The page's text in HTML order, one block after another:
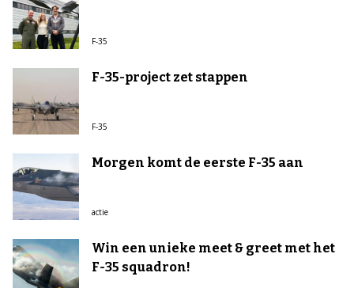
F-35
F-35-project zet stappen
F-35
Morgen komt de eerste F-35 aan
actie
Win een unieke meet & greet met het
F-35 squadron!